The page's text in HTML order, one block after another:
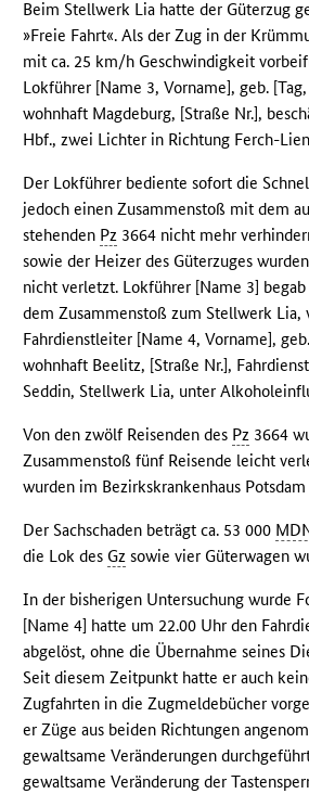
Beim Stellwerk Lia hatte der Güterzug
»Freie Fahrt«. Als der Zug in der
mit ca. 25 km/h Geschwindigkeit
Lokführer [Name 3, Vorname], geb.
wohnhaft Magdeburg, [Straße Nr.],
Hbf., zwei Lichter in Richtung Ferch-
Der Lokführer bediente sofort die
jedoch einen Zusammenstoß mit dem
stehenden Pz 3664 nicht mehr
sowie der Heizer des Güterzuges
nicht verletzt. Lokführer [Name 3]
dem Zusammenstoß zum Stellwerk Lia,
Fahrdienstleiter [Name 4, Vorname],
wohnhaft Beelitz, [Straße Nr.],
Seddin, Stellwerk Lia, unter
Von den zwölf Reisenden des Pz 3664
Zusammenstoß fünf Reisende leicht
wurden im Bezirkskrankenhaus
Der Sachschaden beträgt ca. 53 000
die Lok des Gz sowie vier Güterwagen
In der bisherigen Untersuchung wurde
[Name 4] hatte um 22.00 Uhr den
abgelöst, ohne die Übernahme seines
Seit diesem Zeitpunkt hatte er auch
Zugfahrten in die Zugmeldebücher
er Züge aus beiden Richtungen
gewaltsame Veränderungen
gewaltsame Veränderung der